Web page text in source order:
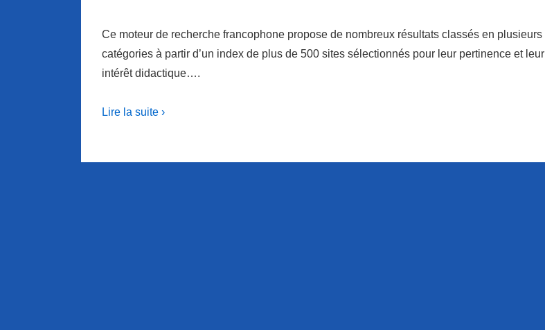
Ce moteur de recherche francophone propose de nombreux résultats classés en plusieurs
catégories à partir d’un index de plus de 500 sites sélectionnés pour leur pertinence et leur
intérêt didactique….
Lire la suite ›